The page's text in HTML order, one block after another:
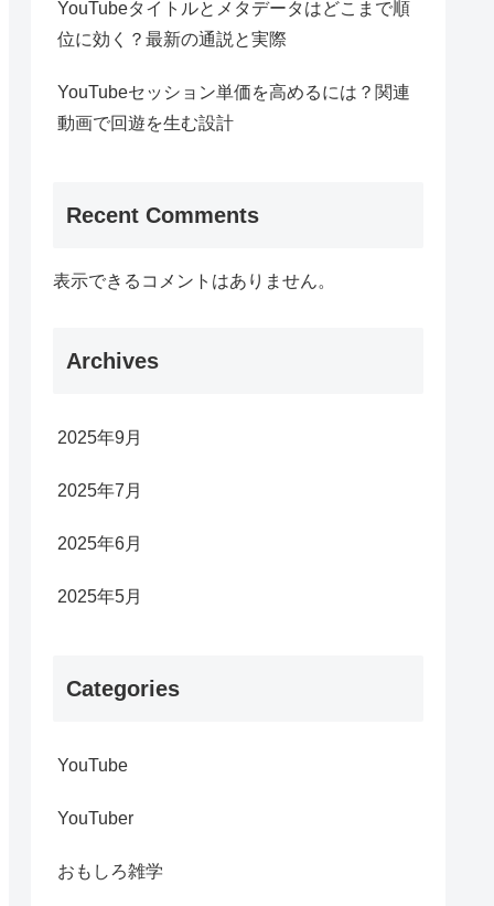
YouTubeタイトルとメタデータはどこまで順
位に効く？最新の通説と実際
YouTubeセッション単価を高めるには？関連
動画で回遊を生む設計
Recent Comments
表示できるコメントはありません。
Archives
2025年9月
2025年7月
2025年6月
2025年5月
Categories
YouTube
YouTuber
おもしろ雑学